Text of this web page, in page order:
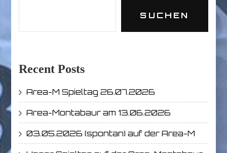
SUCHEN
Recent Posts
Area-M Spieltag 26.07.2026
Area-Montabaur am 13.06.2026
03.05.2026 (spontan) auf der Area-M